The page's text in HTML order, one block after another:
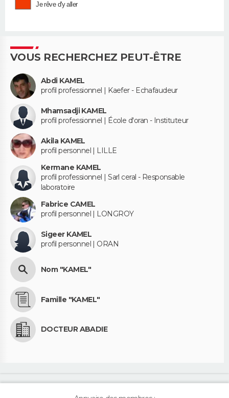
Je rêve d'y aller
VOUS RECHERCHEZ PEUT-ÊTRE
Abdi KAMEL
profil professionnel | Kaefer - Echafaudeur
Mhamsadji KAMEL
profil professionnel | École d'oran - Instituteur
Akila KAMEL
profil personnel | LILLE
Kermane KAMEL
profil professionnel | Sarl ceral - Responsable
laboratoire
Fabrice CAMEL
profil personnel | LONGROY
Sigeer KAMEL
profil personnel | ORAN
Nom "KAMEL"
Famille "KAMEL"
DOCTEUR ABADIE